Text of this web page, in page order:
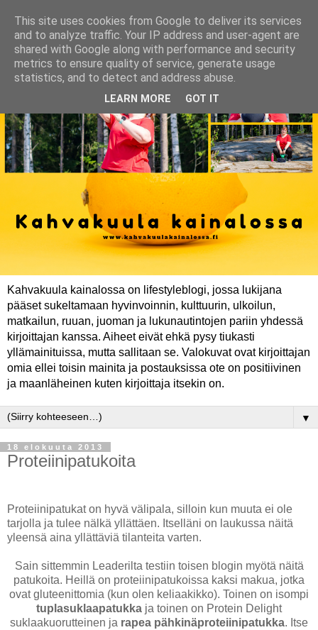
Kahvakuula kainalossa on lifestyleblogi, jossa lukijana
pääset sukeltamaan hyvinvoinnin, kulttuurin, ulkoilun,
matkailun, ruuan, juoman ja lukunautintojen pariin yhdessä
kirjoittajan kanssa. Aiheet eivät ehkä pysy tiukasti
yllämainituissa, mutta sallitaan se. Valokuvat ovat kirjoittajan
omia ellei toisin mainita ja postauksissa ote on positiivinen
ja maanläheinen kuten kirjoittaja itsekin on.
▼
18 elokuuta 2013
Proteiinipatukoita
Proteiinipatukat on hyvä välipala, silloin kun muuta ei ole
tarjolla ja tulee nälkä yllättäen. Itselläni on laukussa näitä
yleensä aina yllättäviä tilanteita varten.
Sain sittemmin Leaderilta testiin toisen blogin myötä näitä
patukoita. Heillä on proteiinipatukoissa kaksi makua, jotka
ovat gluteenittomia (kun olen keliaakikko). Toinen on isompi
tuplasuklaapatukka ja toinen on Protein Delight
suklaakuorutteinen ja rapea pähkinäproteiinipatukka. Itse
This site uses cookies from Google to deliver its services
and to analyze traffic. Your IP address and user-agent are
shared with Google along with performance and security
metrics to ensure quality of service, generate usage
statistics, and to detect and address abuse.
LEARN MORE GOT IT